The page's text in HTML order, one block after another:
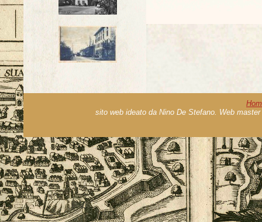
sito web ideato da Nino De Stefano. Web